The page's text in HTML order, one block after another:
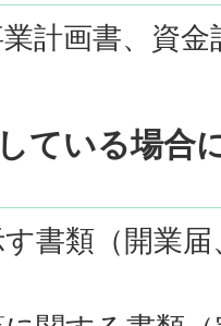
計画書、資
ている場合
書類（開業